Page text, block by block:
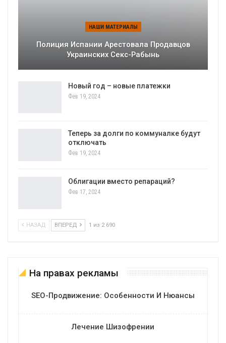
НАШИ МАТЕРИАЛЫ
Полиция Испании Арестовала Продавцов
Украинских Секс-Рабынь
Новый год – новые платежки
Фев 19, 2024
Теперь за долги по коммуналке будут
отключать
Фев 19, 2024
Облигации вместо репараций?
Фев 17, 2024
НАЗАД ВПЕРЕД 1 из 2 690
На правах рекламы
SEO-Продвижение: Особенности И Нюансы
Лечение Шизофрении